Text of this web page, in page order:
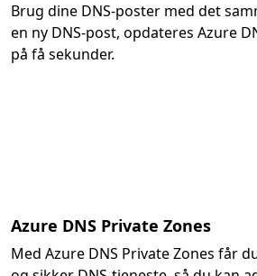
Brug dine DNS-poster med det
en ny DNS-post, opdateres Azure
på få sekunder.
Azure DNS Private Zones
Med Azure DNS Private Zones får